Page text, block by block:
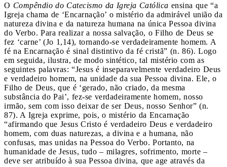
O Compêndio do Catecismo da Igreja Católica ensina que “a
Igreja chama de ‘Encarnação’ o mistério da admirável união da
natureza divina e da natureza humana na única Pessoa divina
do Verbo. Para realizar a nossa salvação, o Filho de Deus se
fez ‘carne’ (Jo 1,14), tornando-se verdadeiramente homem. A
fé na Encarnação é sinal distintivo da fé cristã” (n. 86). Logo
em seguida, ilustra, de modo sintético, tal mistério com as
seguintes palavras: “Jesus é inseparavelmente verdadeiro Deus
e verdadeiro homem, na unidade da sua Pessoa divina. Ele, o
Filho de Deus, que é ‘gerado, não criado, da mesma
substância do Pai’, fez-se verdadeiramente homem, nosso
irmão, sem com isso deixar de ser Deus, nosso Senhor” (n.
87). A Igreja exprime, pois, o mistério da Encarnação
“afirmando que Jesus Cristo é verdadeiro Deus e verdadeiro
homem, com duas naturezas, a divina e a humana, não
confusas, mas unidas na Pessoa do Verbo. Portanto, na
humanidade de Jesus, tudo – milagres, sofrimento, morte –
deve ser atribuído à sua Pessoa divina, que age através da